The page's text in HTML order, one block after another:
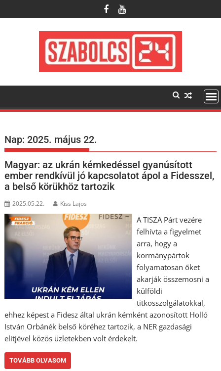
to
Nap:2025. május 22.
Magyar: az ukrán kémkedéssel gyanúsított
ember rendkívül jó kapcsolatot ápol a Fidesszel,
a belső körükhöz tartozik
2025.05.22. Kiss Lajos
A TISZA Párt vezére
felhívta a figyelmet
arra, hogy a
kormánypártok
folyamatosan őket
akarják összemosni a
külföldi
titkosszolgálatokkal,
ehhez képest a Fidesz által ukrán kémként azonosított Holló
István Orbánék belső köréhez tartozik, a NER gazdasági
elitjével közös üzletekben volt érdekelt.
TOVÁBB OLVASOM